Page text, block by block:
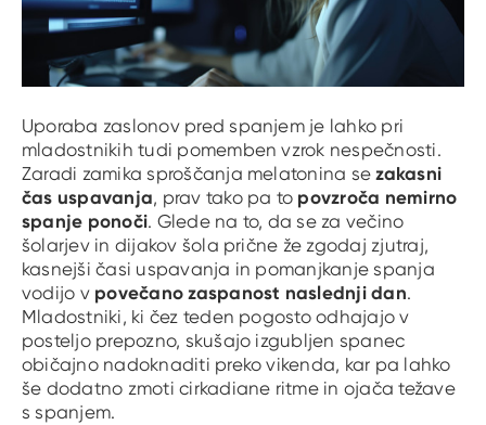
Uporaba zaslonov pred spanjem je lahko pri
mladostnikih tudi pomemben vzrok nespečnosti.
Zaradi zamika sproščanja melatonina sezakasni
čas uspavanja, prav tako pa to povzroča nemirno
spanje ponoči. Glede na to, da se za večino
šolarjev in dijakov šola prične že zgodaj zjutraj,
kasnejši časi uspavanja in pomanjkanje spanja
vodijo v povečano zaspanost naslednji dan.
Mladostniki, ki čez teden pogosto odhajajo v
posteljo prepozno, skušajo izgubljen spanec
običajno nadoknaditi preko vikenda, kar pa lahko
še dodatno zmoti cirkadiane ritme in ojača težave
s spanjem.